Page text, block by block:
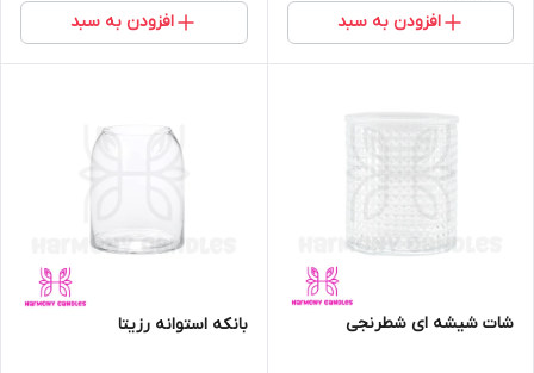
افزودن به سبد افزودن به سبد
شات شیشه ای شطرنجی بانکه استوانه رزیتا